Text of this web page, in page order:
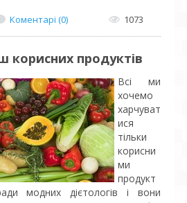
1073
Коментарі (0)
корисних продуктів
Всі ми
хочемо
харчуват
ися
тільки
корисни
ми
продукт
модних дієтологів і вони